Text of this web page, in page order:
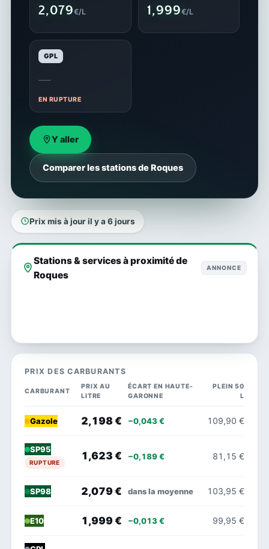
2,079€/L 1,999€/L
GPL
—
EN RUPTURE
Y aller
Comparer les stations de Roques
Prix mis à jour il y a 6 jours
Stations & services à proximité de
Roques
ANNONCE
PRIX DES CARBURANTS
CARBURANT
PRIX AU
LITRE
ÉCART EN HAUTE-
GARONNE
PLEIN 50
L
Gazole 2,198 € −0,043 € 109,90 €
SP95
RUPTURE
1,623 € −0,189 € 81,15 €
SP98 2,079 € dans la moyenne 103,95 €
E10 1,999 € −0,013 € 99,95 €